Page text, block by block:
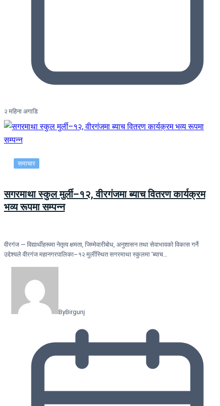
२ महिना अगाडि
समाचार
सगरमाथा स्कुल मुर्ली–१२, वीरगंजमा ब्याच वितरण कार्यक्रम
भव्य रूपमा सम्पन्न
वीरगंज — विद्यार्थीहरूमा नेतृत्व क्षमता, जिम्मेवारीबोध, अनुशासन तथा सेवाभावको विकास गर्ने
उद्देश्यले वीरगंज महानगरपालिका–१२ मुर्लीस्थित सगरमाथा स्कुलमा ‘ब्याच…
ByBirgunj